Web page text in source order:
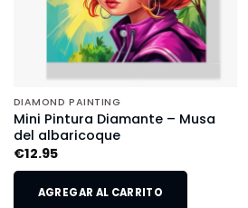
DIAMOND PAINTING
Mini Pintura Diamante – Musa
del albaricoque
€12.95
AGREGAR AL CARRITO